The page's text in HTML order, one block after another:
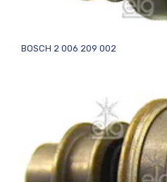
BOSCH 2 006 209 002